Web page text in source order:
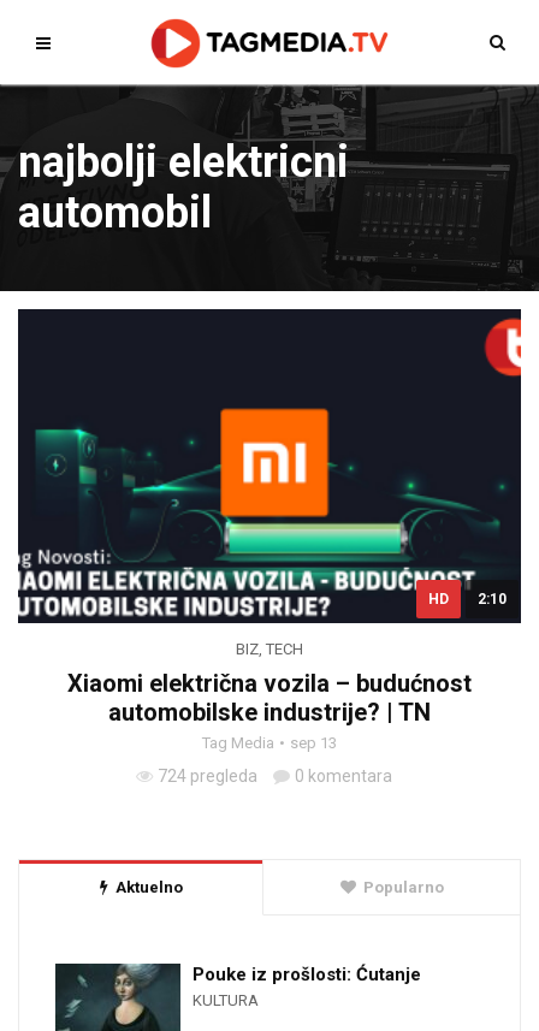
najbolji elektricni
automobil
HD 2:10
BIZ, TECH
Xiaomi električna vozila – budućnost
automobilske industrije? | TN
Tag Media sep 13
724 pregleda 0 komentara
Aktuelno Popularno
Pouke iz prošlosti: Ćutanje
KULTURA